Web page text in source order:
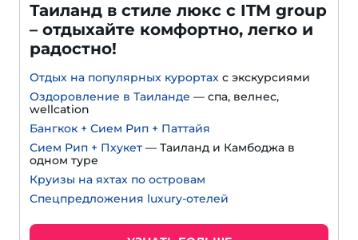
Таиланд в стиле люкс с ITM group
– отдыхайте комфортно, легко и
радостно!
Отдых на популярных курортах с экскурсиями
Оздоровление в Таиланде — спа, велнес,
wellcation
Бангкок + Сием Рип + Паттайя
Сием Рип + Пхукет — Таиланд и Камбоджа в
одном туре
Круизы на яхтах по островам
Спецпредложения luxury-отелей